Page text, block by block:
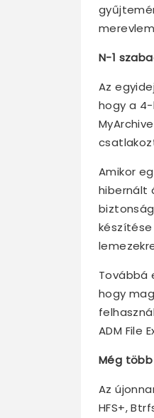
N-1
Az
hogy a
Amikor
hibernált
Továbbá
hogy
ADM File
Még
Az
HFS+,